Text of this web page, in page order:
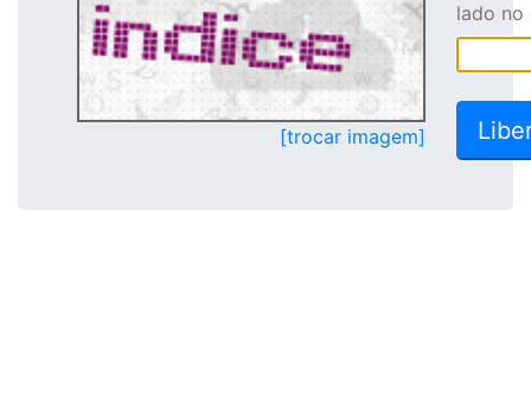
[trocar imagem]
lado no